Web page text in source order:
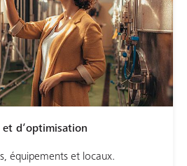
et d’optimisation
équipements et locaux.